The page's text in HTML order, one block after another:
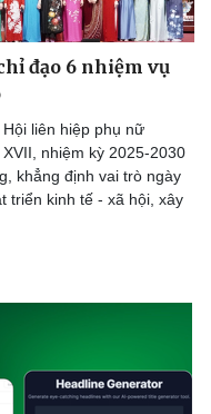
đạo 6 nhiệm vụ
liên hiệp phụ nữ
nhiệm kỳ 2025-2030
khẳng định vai trò ngày
triển kinh tế - xã hội, xây